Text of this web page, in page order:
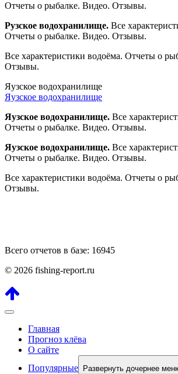
Отчеты о рыбалке. Видео. Отзывы.
Рузское водохранилище. Все
Отчеты о рыбалке. Видео. Отзывы.
Все характеристики водоёма. Отчеты о
Отзывы.
Яузское водохранилище
Яузское водохранилище
Яузское водохранилище. Все
Отчеты о рыбалке. Видео. Отзывы.
Яузское водохранилище. Все
Отчеты о рыбалке. Видео. Отзывы.
Все характеристики водоёма. Отчеты о
Отзывы.
Всего отчетов в базе: 16945
© 2026 fishing-report.ru
Главная
Прогноз клёва
О сайте
Популярные
Развернуть дочернее